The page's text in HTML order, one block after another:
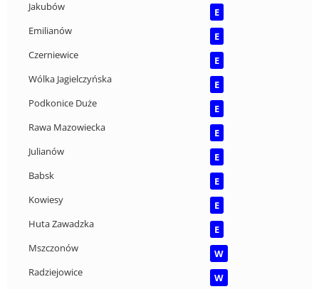
Jakubów
E
Emilianów
E
Czerniewice
E
Wólka Jagielczyńska
E
Podkonice Duże
E
Rawa Mazowiecka
E
Julianów
E
Babsk
E
Kowiesy
E
Huta Zawadzka
E
Mszczonów
W
Radziejowice
W